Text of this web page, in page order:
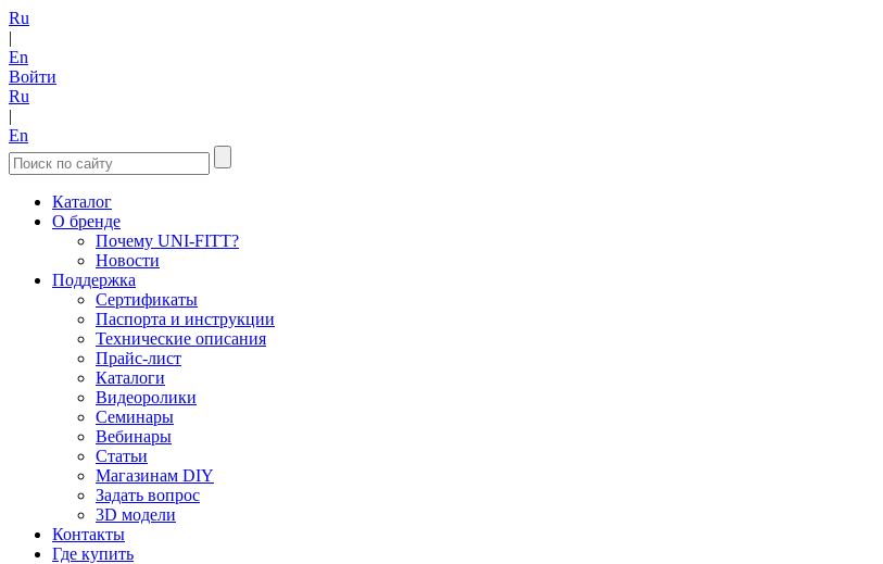
Ru
|
En
Войти
Ru
|
En
Каталог
О бренде
Почему UNI-FITT?
Новости
Поддержка
Сертификаты
Паспорта и инструкции
Технические описания
Прайс-лист
Каталоги
Видеоролики
Семинары
Вебинары
Статьи
Магазинам DIY
Задать вопрос
3D модели
Контакты
Где купить